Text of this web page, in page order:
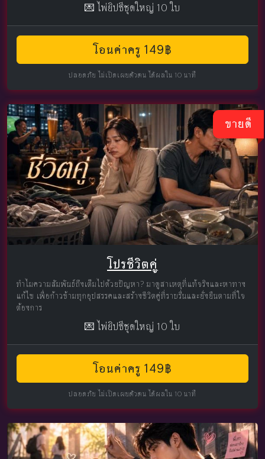
💌 ไพ่ยิปซีชุดใหญ่ 10 ใบ
โอนค่าครู 149฿
ปลอดภัย ไม่เปิดเผยตัวตน ได้ผลใน 10 นาที
ขายดี
โปรชีวิตคู่
ทำไมความสัมพันธ์ถึงเต็มไปด้วยปัญหา? มาดูสาเหตุที่แท้จริงและหาทาง
แก้ไข เพื่อก้าวข้ามทุกอุปสรรคและสร้างชีวิตคู่ที่ราบรื่นและยั่งยืนตามที่ใจ
ต้องการ
💌 ไพ่ยิปซีชุดใหญ่ 10 ใบ
โอนค่าครู 149฿
ปลอดภัย ไม่เปิดเผยตัวตน ได้ผลใน 10 นาที